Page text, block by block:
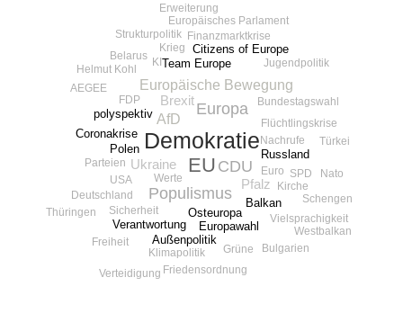
Demokratie
EU
Europa
CDU
Populismus
AfD
Europäische Bewegung
Ukraine
Brexit
Pfalz
Osteuropa
polyspektiv
Europawahl
Team Europe
Russland
Balkan
Coronakrise
Außenpolitik
Citizens of Europe
Polen
Verantwortung
FDP
Finanzmarktkrise
Flüchtlingskrise
Bundestagswahl
Werte
Euro
Krieg
Parteien
USA
Klimapolitik
Nachrufe
SPD
Deutschland
Europäisches Parlament
Grüne
Helmut Kohl
Jugendpolitik
Kirche
Sicherheit
Strukturpolitik
Türkei
Vielsprachigkeit
AEGEE
Belarus
Bulgarien
Erweiterung
Freiheit
Friedensordnung
KI
Nato
Schengen
Thüringen
Verteidigung
Westbalkan